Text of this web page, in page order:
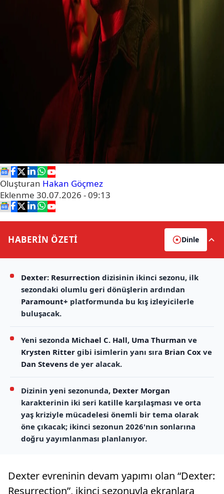
Oluşturan Hakan Göçmez
Eklenme 30.07.2026 - 09:13
HABERİN ÖZETİ Dinle
Dexter: Resurrection dizisinin ikinci sezonu, ilk
sezondaki olumlu geri dönüşlerin ardından
Paramount+ platformunda bu kış izleyicilerle
buluşacak.
Yeni sezonda Michael C. Hall, Uma Thurman ve
Krysten Ritter gibi isimlerin yanı sıra Brian Cox ve
Dan Stevens de yer alacak.
Dizinin yeni sezonunda, Dexter Morgan
karakterinin iki seri katille karşılaşması ve orta
yaş kriziyle mücadelesi önemli bir tema olarak
öne çıkacak; ikinci sezonun 2026'nın sonlarına
doğru yayımlanması planlanıyor.
Dexter evreninin devam yapımı olan “Dexter:
Resurrection”, ikinci sezonuyla ekranlara